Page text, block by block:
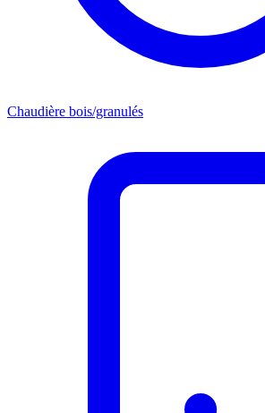
Chaudière bois/granulés